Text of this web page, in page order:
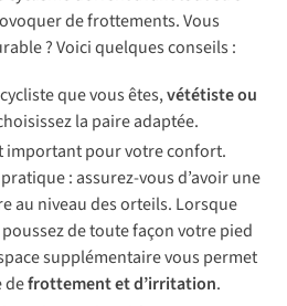
de frottements. Vous
? Voici quelques conseils :
que vous êtes,vététiste ou
la paire adaptée.
important pour votre confort.
: assurez-vous d’avoir une
au niveau des orteils. Lorsque
de toute façon votre pied
supplémentaire vous permet
defrottement et d’irritation.